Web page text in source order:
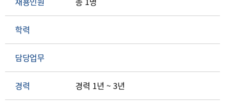
학력
담당업무
경력 경력 1년 ~ 3년